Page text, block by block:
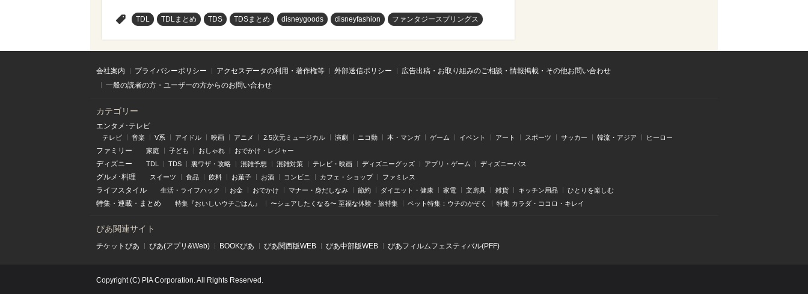
TDL TDLまとめ TDS TDSまとめ disneygoods disneyfashion ファンタジースプリングス
会社案内 プライバシーポリシー アクセスデータの利用・著作権等 外部送信ポリシー
広告出稿・お取り組みのご相談・情報掲載・その他お問い合わせ
一般の読者の方・ユーザーの方からのお問い合わせ
カテゴリー
エンタメ･テレビ
テレビ 音楽 V系 アイドル 映画 アニメ 2.5次元ミュージカル 演劇 ニコ動 本・マンガ ゲーム イベント アート スポーツ サッカー 韓流・アジア ヒーロー
ファミリー 家庭 子ども おしゃれ おでかけ・レジャー
ディズニー TDL TDS 裏ワザ・攻略 混雑予想 混雑対策 テレビ・映画 ディズニーグッズ アプリ・ゲーム ディズニーパス
グルメ･料理 スイーツ 食品 飲料 お菓子 お酒 コンビニ カフェ・ショップ ファミレス
ライフスタイル 生活・ライフハック お金 おでかけ マナー・身だしなみ 節約 ダイエット・健康 家電 文房具 雑貨 キッチン用品 ひとりを楽しむ
特集 ・ 連載 ・ まとめ 特集『おいしいウチごはん』 〜シェアしたくなる〜 至福な体験・旅特集 ペット特集：ウチのかぞく 特集 カラダ・ココロ・キレイ
ぴあ関連サイト
チケットぴあ ぴあ(アプリ&Web) BOOKぴあ ぴあ関⻄版WEB ぴあ中部版WEB ぴあフィルムフェスティバル(PFF)
Copyright (C) PIA Corporation. All Rights Reserved.